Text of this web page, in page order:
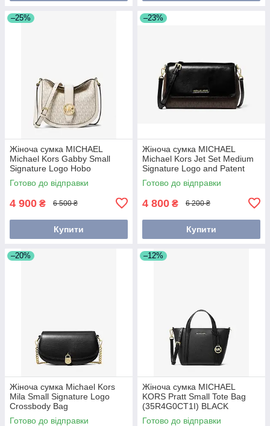
–25%
Жіноча сумка MICHAEL
Michael Kors Gabby Small
Signature Logo Hobo
Crossbody Bag
(35H3G5GC1B)
Готово до відправки
4 900 ₴ 6 500 ₴
Купити
–23%
Жіноча сумка MICHAEL
Michael Kors Jet Set Medium
Signature Logo and Patent
Convertible Crossbody Bag
(35H3GTTU2B) коричнева
Готово до відправки
4 800 ₴ 6 200 ₴
Купити
–20%
Жіноча сумка Michael Kors
Mila Small Signature Logo
Crossbody Bag
(35F5GIMC5L) BLACK
Готово до відправки
–12%
Жіноча сумка MICHAEL
KORS Pratt Small Tote Bag
(35R4G0CT1I) BLACK
Готово до відправки